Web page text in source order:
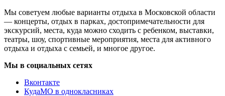
Мы советуем любые варианты отдыха в Московской области
— концерты, отдых в парках, достопримечательности для
экскурсий, места, куда можно сходить с ребенком, выставки,
театры, шоу, спортивные мероприятия, места для активного
отдыха и отдыха с семьей, и многое другое.
Мы в социальных сетях
Вконтакте
КудаМО в однокласниках